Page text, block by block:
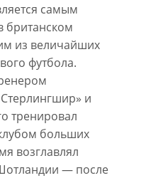
самым
британском
из величайших
футбола.
и
тренировал
больших
возглавлял
— после